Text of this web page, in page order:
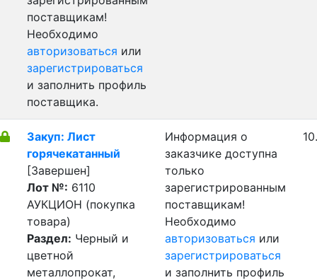
поставщикам!
Необходимо
авторизоваться или
зарегистрироваться
и заполнить профиль
поставщика.
Закуп: Лист
горячекатанный
[Завершен]
Лот №: 6110
АУКЦИОН (покупка
товара)
Раздел: Черный и
цветной
металлопрокат,
Информация о
заказчике доступна
только
зарегистрированным
поставщикам!
Необходимо
авторизоваться или
зарегистрироваться
и заполнить профиль